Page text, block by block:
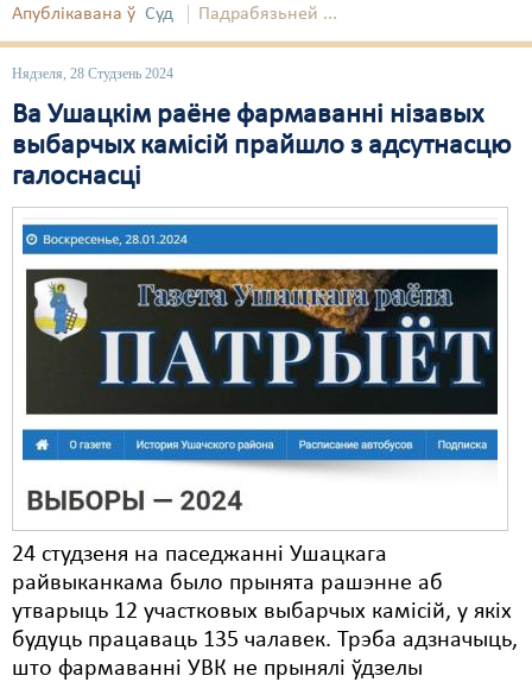
Апублікавана ў Суд Падрабязьней ...
Нядзеля, 28 Студзень 2024
Ва Ушацкім раёне фармаванні нізавых
выбарчых камісій прайшло з адсутнасцю
галоснасці
24 студзеня на паседжанні Ушацкага
райвыканкама было прынята рашэнне аб
утварыць 12 участковых выбарчых камісій, у якіх
будуць працаваць 135 чалавек. Трэба адзначыць,
што фармаванні УВК не прынялі ўдзелы